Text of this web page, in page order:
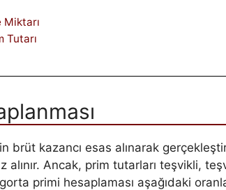
Miktarı
Tutarı
brüt kazancı esas alınarak
alınır. Ancak, prim tutarları teşvikli,
primi hesaplaması aşağıdaki